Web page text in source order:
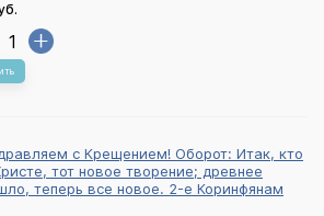
с Крещением! Оборот: Итак, кто
тот новое творение; древнее
теперь все новое. 2-е Коринфянам